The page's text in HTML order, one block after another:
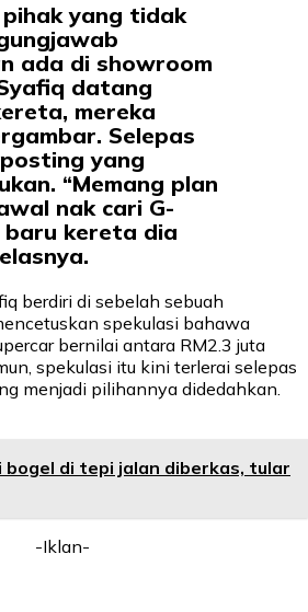
yang tidak
ada di showroom
datang
mereka
Selepas
yang
“Memang plan
nak cari G-
baru kereta dia
berdiri di sebelah sebuah
spekulasi bahawa
bernilai antara RM2.3 juta
spekulasi itu kini terlerai selepas
menjadi pilihannya didedahkan.
bogel di tepi jalan diberkas, tular
-Iklan-